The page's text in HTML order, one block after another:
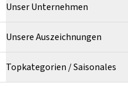
Unser Unternehmen
Unsere Auszeichnungen
Topkategorien / Saisonales